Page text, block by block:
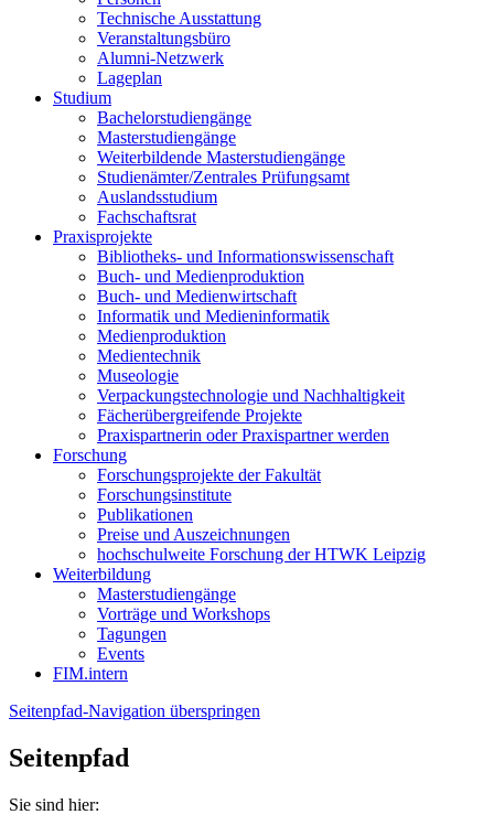
Technische Ausstattung
Veranstaltungsbüro
Alumni-Netzwerk
Lageplan
Studium
Bachelorstudiengänge
Masterstudiengänge
Weiterbildende Masterstudiengänge
Studienämter/Zentrales Prüfungsamt
Auslandsstudium
Fachschaftsrat
Praxisprojekte
Bibliotheks- und Informationswissenschaft
Buch- und Medienproduktion
Buch- und Medienwirtschaft
Informatik und Medieninformatik
Medienproduktion
Medientechnik
Museologie
Verpackungstechnologie und Nachhaltigkeit
Fächerübergreifende Projekte
Praxispartnerin oder Praxispartner werden
Forschung
Forschungsprojekte der Fakultät
Forschungsinstitute
Publikationen
Preise und Auszeichnungen
hochschulweite Forschung der HTWK Leipzig
Weiterbildung
Masterstudiengänge
Vorträge und Workshops
Tagungen
Events
FIM.intern
Seitenpfad-Navigation überspringen
Seitenpfad
Sie sind hier: